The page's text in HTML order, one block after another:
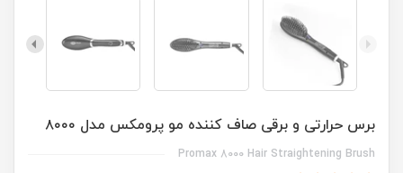
برس حرارتی و برقی صاف کننده مو پرومکس مدل ۸۰۰۰
Promax 8000 Hair Straightening Brush